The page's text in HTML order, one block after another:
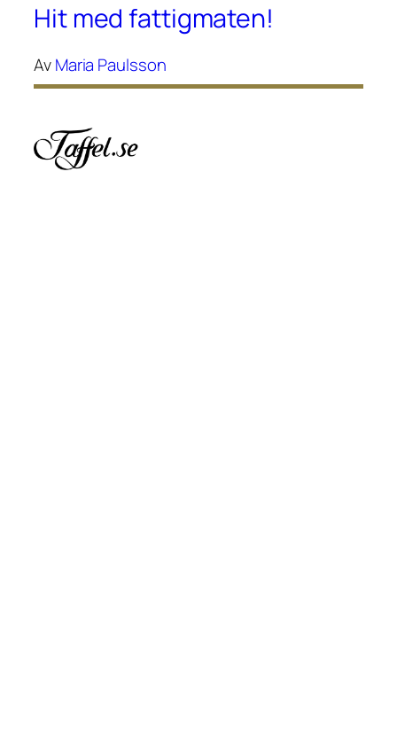
Hit med fattigmaten!
AvMaria Paulsson